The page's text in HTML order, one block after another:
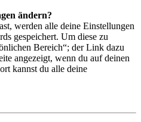
ändern?
werden alle deine Einstellungen
gespeichert. Um diese zu
Bereich“; der Link dazu
angezeigt, wenn du auf deinen
kannst du alle deine